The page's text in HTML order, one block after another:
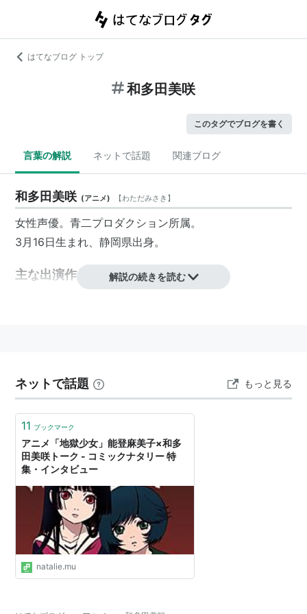
はてなブログ トップ
和多田美咲
このタグでブログを書く
言葉の解説 ネットで話題 関連ブログ
和多田美咲 (アニメ) 【わただみさき 】
女性声優。青二プロダクション所属。
3月16日生まれ、静岡県出身。
主な出演作品 解説の続きを読む
ネットで話題 もっと見る
11 ブックマーク
アニメ「地獄少女」能登麻美子×和多
田美咲トーク - コミックナタリー 特
集・インタビュー
natalie.mu